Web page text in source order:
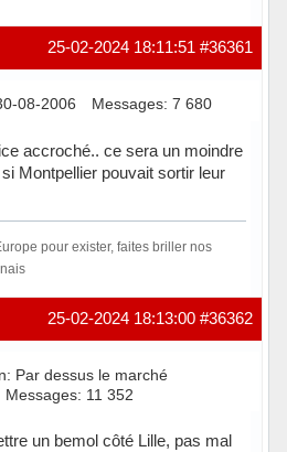
#36361
25-02-2024 18:11:51
08-2006 Messages: 7 680
accroché.. ce sera un moindre
Montpellier pouvait sortir leur
pour exister, faites briller nos
#36362
25-02-2024 18:13:00
Par dessus le marché
Messages: 11 352
un bemol côté Lille, pas mal